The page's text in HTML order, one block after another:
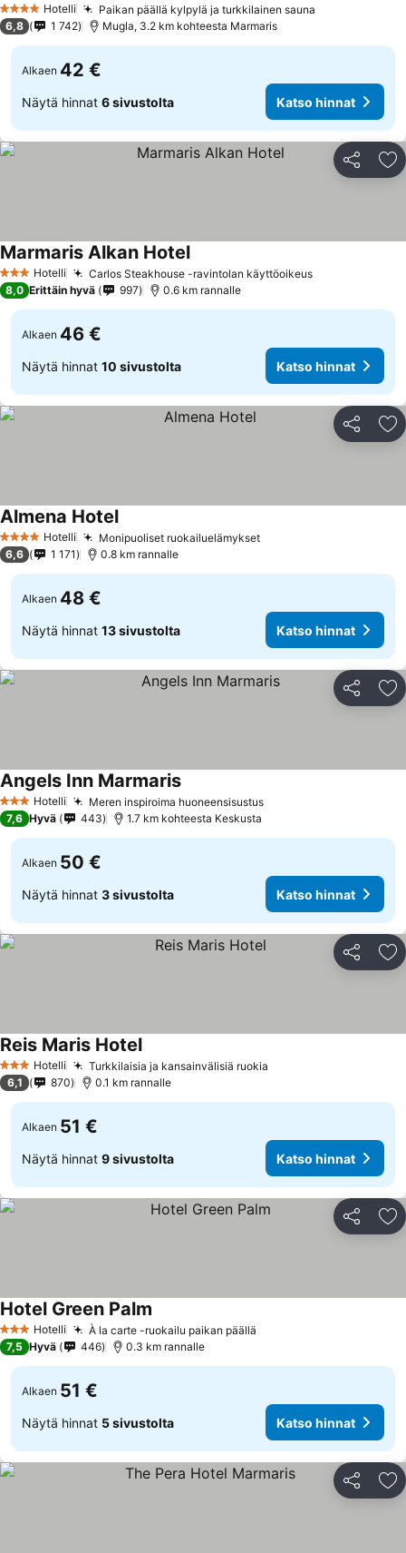
4 Tähtiluokitus
Hotelli Paikan päällä kylpylä ja turkkilainen sauna
6,8 1 742 Mugla, 3.2 km kohteesta Marmaris
Alkaen 42 €
Näytä hinnat 6 sivustolta Katso hinnat
Jaa
3 Tähtiluokitus
Hotelli Carlos Steakhouse -ravintolan käyttöoikeus
Marmaris Alkan Hotel
8,0 Erittäin hyvä 997 0.6 km rannalle
Alkaen 46 €
Näytä hinnat 10 sivustolta Katso hinnat
Jaa
4 Tähtiluokitus
Hotelli Monipuoliset ruokailuelämykset
Almena Hotel
6,6 1 171 0.8 km rannalle
Alkaen 48 €
Näytä hinnat 13 sivustolta Katso hinnat
Jaa
3 Tähtiluokitus
Hotelli Meren inspiroima huoneensisustus
Angels Inn Marmaris
7,6 Hyvä 443 1.7 km kohteesta Keskusta
Alkaen 50 €
Näytä hinnat 3 sivustolta Katso hinnat
Jaa
3 Tähtiluokitus
Hotelli Turkkilaisia ja kansainvälisiä ruokia
Reis Maris Hotel
6,1 870 0.1 km rannalle
Alkaen 51 €
Näytä hinnat 9 sivustolta Katso hinnat
Jaa
3 Tähtiluokitus
Hotelli À la carte -ruokailu paikan päällä
Hotel Green Palm
7,5 Hyvä 446 0.3 km rannalle
Alkaen 51 €
Näytä hinnat 5 sivustolta Katso hinnat
Jaa